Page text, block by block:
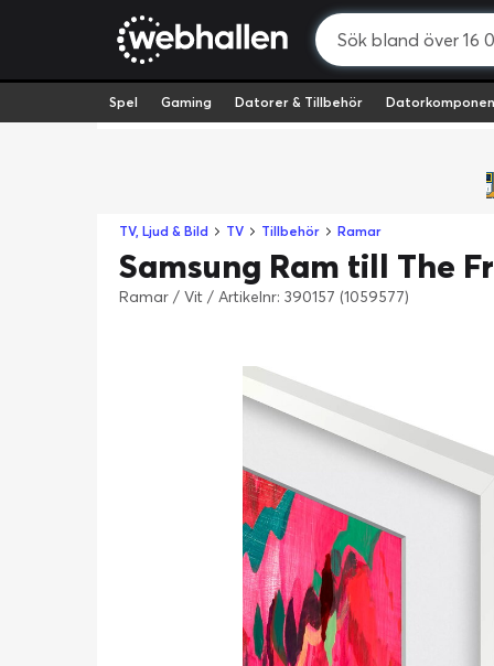
Spel Gaming Datorer & Tillbehör
TV, Ljud & Bild TV Tillbehör Ramar
Samsung Ram till The
Ramar / Vit / Artikelnr: 390157 (1059577)